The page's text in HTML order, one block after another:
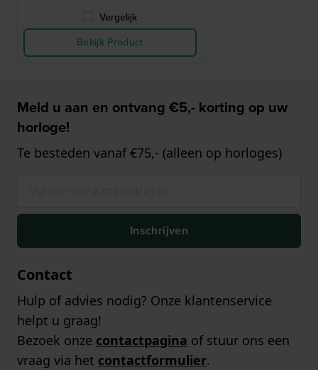
Vergelijk
Bekijk Product
Meld u aan en ontvang €5,- korting op uw
horloge!
Te besteden vanaf €75,- (alleen op horloges)
Inschrijven
Contact
Hulp of advies nodig? Onze klantenservice
helpt u graag!
Bezoek onze contactpagina of stuur ons een
vraag via het contactformulier.